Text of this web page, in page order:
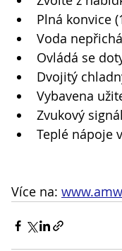
Plná konvice
Voda
Ovládá se
Dvojitý
Vybavena
Zvukový
Teplé nápoje
Více na: